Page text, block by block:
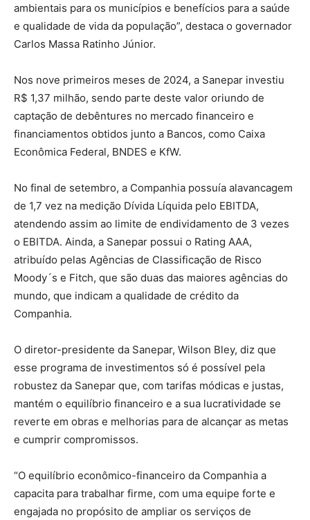
ambientais para os municípios e benefícios para a saúde
e qualidade de vida da população”, destaca o governador
Carlos Massa Ratinho Júnior.
Nos nove primeiros meses de 2024, a Sanepar investiu
R$ 1,37 milhão, sendo parte deste valor oriundo de
captação de debêntures no mercado financeiro e
financiamentos obtidos junto a Bancos, como Caixa
Econômica Federal, BNDES e KfW.
No final de setembro, a Companhia possuía alavancagem
de 1,7 vez na medição Dívida Líquida pelo EBITDA,
atendendo assim ao limite de endividamento de 3 vezes
o EBITDA. Ainda, a Sanepar possui o Rating AAA,
atribuído pelas Agências de Classificação de Risco
Moody´s e Fitch, que são duas das maiores agências do
mundo, que indicam a qualidade de crédito da
Companhia.
O diretor-presidente da Sanepar, Wilson Bley, diz que
esse programa de investimentos só é possível pela
robustez da Sanepar que, com tarifas módicas e justas,
mantém o equilíbrio financeiro e a sua lucratividade se
reverte em obras e melhorias para de alcançar as metas
e cumprir compromissos.
“O equilíbrio econômico-financeiro da Companhia a
capacita para trabalhar firme, com uma equipe forte e
engajada no propósito de ampliar os serviços de